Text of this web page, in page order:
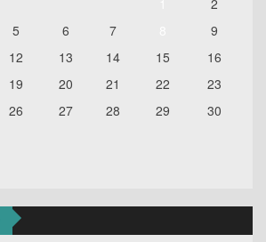
2
5 6 7
9
12 13 14 15
16
19 20 21 22
23
26 27 28 29
30